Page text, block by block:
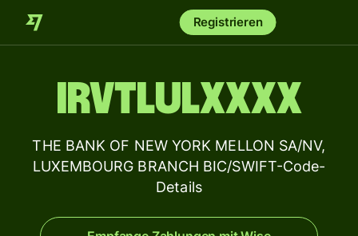
Registrieren
IRVTLULXXXX
THE BANK OF NEW YORK MELLON SA/NV,
LUXEMBOURG BRANCH BIC/SWIFT-Code-
Details